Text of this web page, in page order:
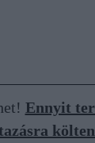
Ennyit